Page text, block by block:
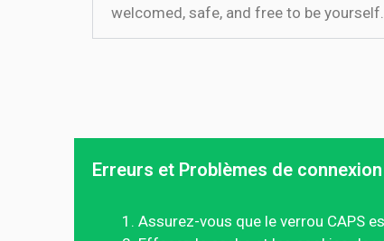
welcomed, safe, and free to be yourself.
Erreurs et Problèmes de connexion
Assurez-vous que le verrou CAPS